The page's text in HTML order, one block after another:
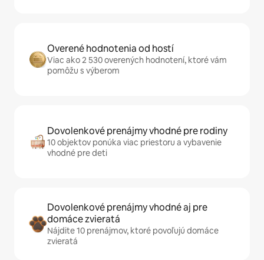
Overené hodnotenia od hostí
Viac ako 2 530 overených hodnotení, ktoré vám
pomôžu s výberom
Dovolenkové prenájmy vhodné pre rodiny
10 objektov ponúka viac priestoru a vybavenie
vhodné pre deti
Dovolenkové prenájmy vhodné aj pre
domáce zvieratá
Nájdite 10 prenájmov, ktoré povoľujú domáce
zvieratá